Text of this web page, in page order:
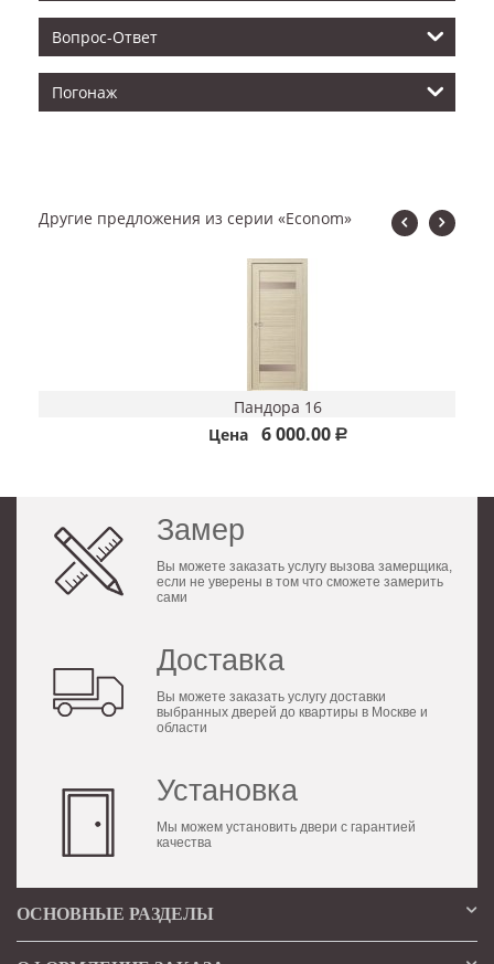
Вопрос-Ответ
Погонаж
Другие предложения из серии «Econom»
Пандора 16
Цена
6 000.00 Р
Замер
Вы можете заказать услугу вызова замерщика,
если не уверены в том что сможете замерить
сами
Доставка
Вы можете заказать услугу доставки
выбранных дверей до квартиры в Москве и
области
Установка
Мы можем установить двери с гарантией
качества
ОСНОВНЫЕ РАЗДЕЛЫ